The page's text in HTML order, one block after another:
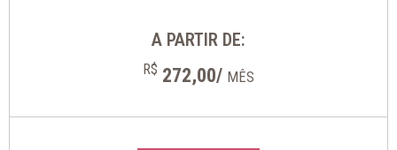
A PARTIR DE:
R$ 272,00/ MÊS